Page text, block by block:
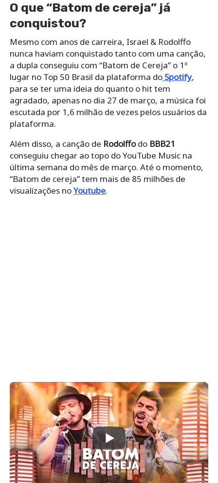
O que “Batom de cereja” já
conquistou?
Mesmo com anos de carreira, Israel & Rodolffo
nunca haviam conquistado tanto com uma canção,
a dupla conseguiu com “Batom de Cereja” o 1º
lugar no Top 50 Brasil da plataforma do Spotify,
para se ter uma ideia do quanto o hit tem
agradado, apenas no dia 27 de março, a música foi
escutada por 1,6 milhão de vezes pelos usuários da
plataforma.
Além disso, a canção de Rodolffodo BBB21
conseguiu chegar ao topo do YouTube Music na
última semana do mês de março. Até o momento,
“Batom de cereja” tem mais de 85 milhões de
visualizações noYoutube.